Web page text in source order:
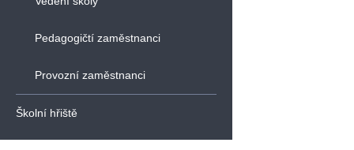
Pedagogičtí zaměstnanci
Provozní zaměstnanci
Školní hřiště